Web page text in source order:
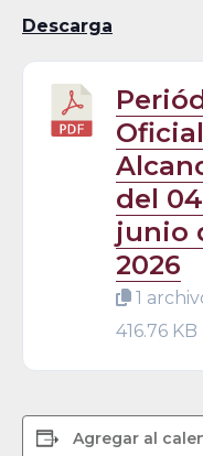
Descarga
Oficial
del
junio
2026
1
416.76 KB
Agregar al